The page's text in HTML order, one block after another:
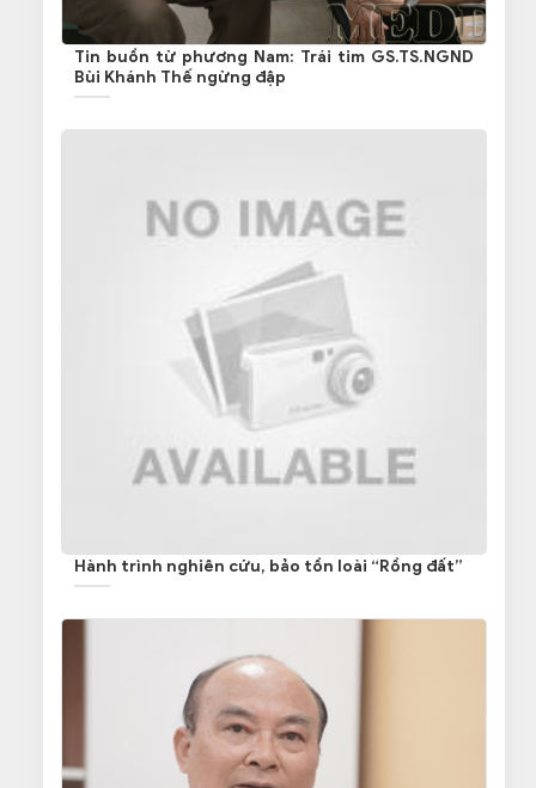
Tin buồn từ phương Nam: Trái tim GS.TS.NGND
Bùi Khánh Thế ngừng đập
Hành trình nghiên cứu, bảo tồn loài “Rồng đất”